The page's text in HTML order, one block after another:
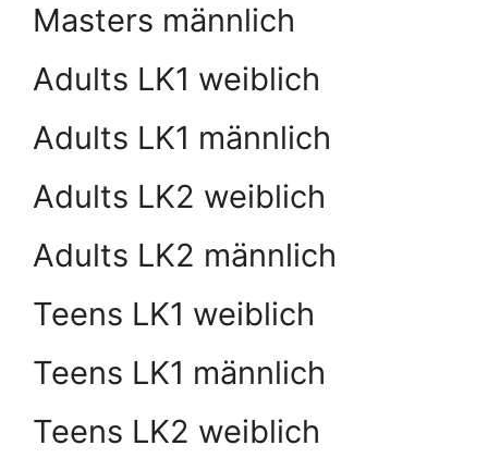
Masters männlich
Adults LK1 weiblich
Adults LK1 männlich
Adults LK2 weiblich
Adults LK2 männlich
Teens LK1 weiblich
Teens LK1 männlich
Teens LK2 weiblich